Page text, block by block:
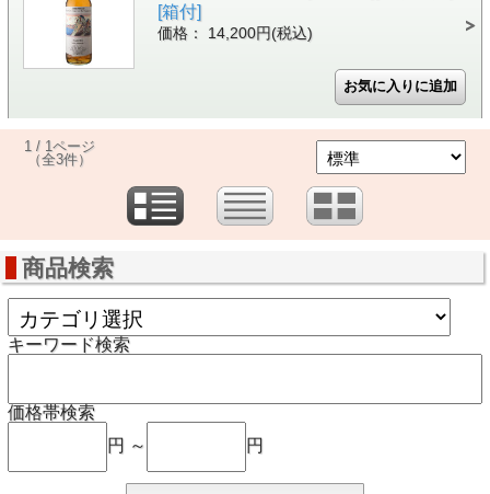
[箱付]
価格： 14,200円(税込)
1 / 1ページ
（全3件）
商品検索
キーワード検索
価格帯検索
円 ～
円